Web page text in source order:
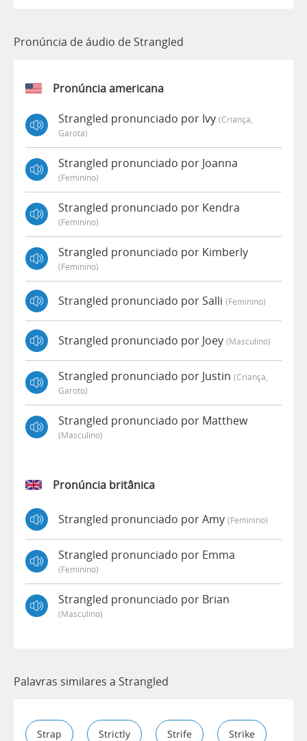
Pronúncia de áudio de Strangled
Pronúncia americana
Strangled pronunciado por Ivy (criança,
Garota)
Strangled pronunciado por Joanna
(feminino)
Strangled pronunciado por Kendra
(feminino)
Strangled pronunciado por Kimberly
(feminino)
Strangled pronunciado por Salli (feminino)
Strangled pronunciado por Joey (masculino)
Strangled pronunciado por Justin (criança,
Garoto)
Strangled pronunciado por Matthew
(masculino)
Pronúncia britânica
Strangled pronunciado por Amy (feminino)
Strangled pronunciado por Emma
(feminino)
Strangled pronunciado por Brian
(masculino)
Palavras similares a Strangled
Strap Strictly Strife Strike